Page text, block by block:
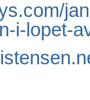
i-lopet-